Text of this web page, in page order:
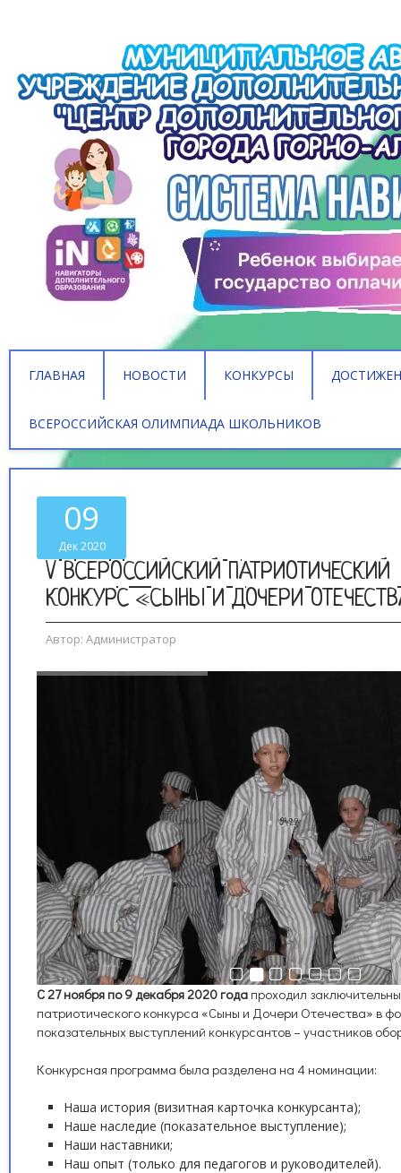
ГЛАВНАЯ НОВОСТИ КОНКУРСЫ
ВСЕРОССИЙСКАЯ ОЛИМПИАДА ШКОЛЬНИКОВ
09
Дек 2020
V ВСЕРОССИЙСКИЙ ПАТРИОТИЧЕСКИЙ
КОНКУРС «СЫНЫ И ДОЧЕРИ
Автор: Администратор
С 27 ноября по 9 декабря 2020 года проходил
патриотического конкурса «Сыны и Дочери Отечества» в
показательных выступлений конкурсантов – участников
Конкурсная программа была разделена на 4 номинации:
Наша история (визитная карточка конкурсанта);
Наше наследие (показательное выступление);
Наши наставники;
Наш опыт (только для педагогов и руководителей).